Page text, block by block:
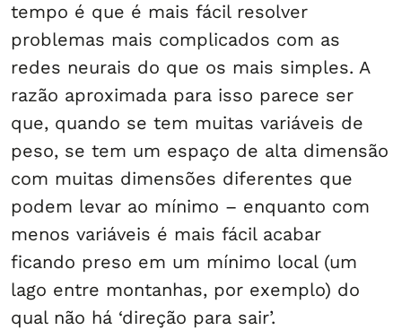
tempo é que é mais fácil resolver
problemas mais complicados com as
redes neurais do que os mais simples. A
razão aproximada para isso parece ser
que, quando se tem muitas variáveis de
peso, se tem um espaço de alta dimensão
com muitas dimensões diferentes que
podem levar ao mínimo – enquanto com
menos variáveis é mais fácil acabar
ficando preso em um mínimo local (um
lago entre montanhas, por exemplo) do
qual não há ‘direção para sair’.